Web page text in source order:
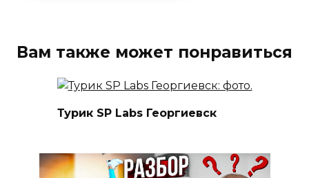
Вам также может понравиться
Турик SP Labs Георгиевск